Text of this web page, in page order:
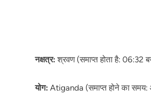
नक्षत्र: श्रवण (समाप्त होता है: 06:32
योग: Atiganda (समाप्त होने का समय: